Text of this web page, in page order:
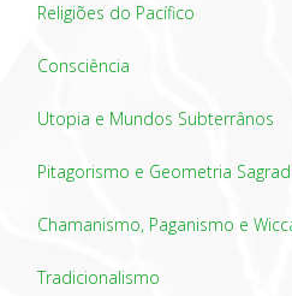
Religiões do Pacífico
Consciência
Utopia e Mundos Subterrânos
Pitagorismo e Geometria
Chamanismo, Paganismo e
Tradicionalismo